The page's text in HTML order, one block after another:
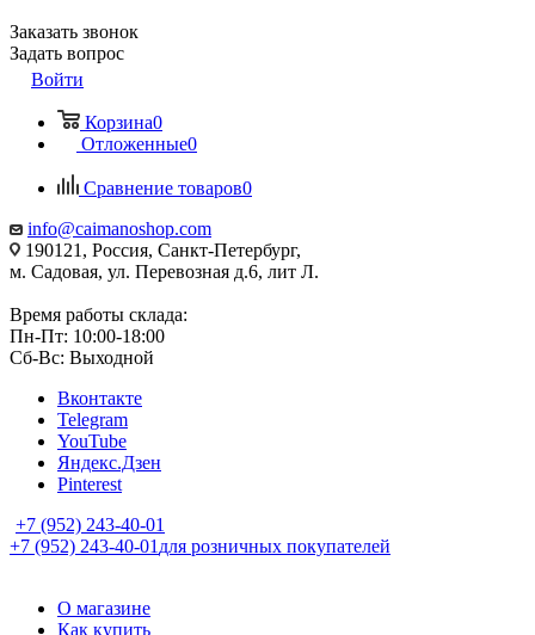
Заказать звонок
Задать вопрос
Войти
Корзина0
Отложенные0
Сравнение товаров0
info@caimanoshop.com
190121, Россия, Санкт-Петербург,
м. Садовая, ул. Перевозная д.6, лит Л.
Время работы склада:
Пн-Пт: 10:00-18:00
Сб-Вс: Выходной
Вконтакте
Telegram
YouTube
Яндекс.Дзен
Pinterest
+7 (952) 243-40-01
+7 (952) 243-40-01 для розничных покупателей
О магазине
Как купить